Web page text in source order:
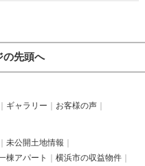
の先頭へ
ギャラリー
お客様の声
未公開土地情報
棟アパート
横浜市の収益物件